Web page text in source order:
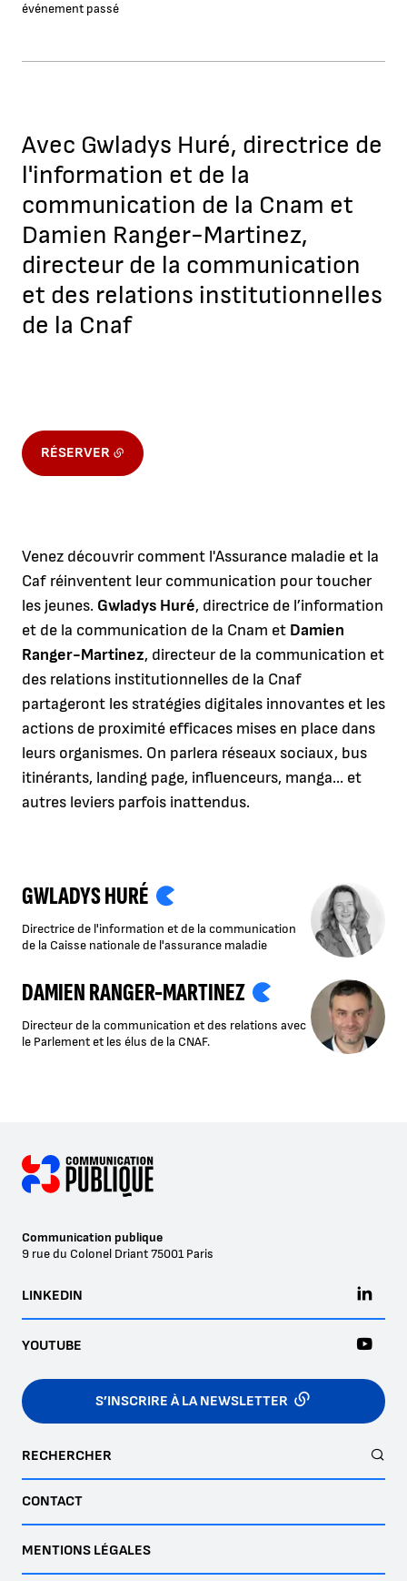
événement passé
Avec Gwladys Huré, directrice de
l'information et de la
communication de la Cnam et
Damien Ranger-Martinez,
directeur de la communication
et des relations institutionnelles
de la Cnaf
RÉSERVER
Venez découvrir comment l'Assurance maladie et la
Caf réinventent leur communication pour toucher
les jeunes. Gwladys Huré, directrice de l’information
et de la communication de la Cnam et Damien
Ranger-Martinez, directeur de la communication et
des relations institutionnelles de la Cnaf
partageront les stratégies digitales innovantes et les
actions de proximité efficaces mises en place dans
leurs organismes. On parlera réseaux sociaux, bus
itinérants, landing page, influenceurs, manga... et
autres leviers parfois inattendus.
GWLADYS HURÉ
Directrice de l'information et de la communication
de la Caisse nationale de l'assurance maladie
DAMIEN RANGER-MARTINEZ
Directeur de la communication et des relations avec
le Parlement et les élus de la CNAF.
Communication publique
9 rue du Colonel Driant75001 Paris
S’INSCRIRE À LA NEWSLETTER
LINKEDIN
YOUTUBE
RECHERCHER
CONTACT
MENTIONS LÉGALES